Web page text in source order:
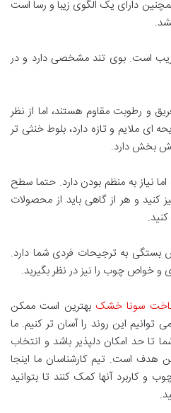
دارای یک الگوی زیبا و رسا است
.
است. بوی تند مشخصی دارد و در
و رطوبت مقاوم هستند، اما از نظر
ای ملایم و تازه دارد، بلوط خنثی تر
بخش دارد.
نیاز به منظم بودن دارد. حتما سطح
کنید و هر از گاهی باید از محصولات
.
بستگی به ترجیحات فردی شما دارد.
و خواص چوب را نیز در نظر بگیرید.
سونا خشک بهترین است ممکن
توانیم این روند را آسان تر کنیم. ما
تا حد امکان دلپذیر باشد و انتخاب
هدف است. تیم کارشناسان ما اینجا
و کاربرد آنها کمک کنند تا بتوانید
.